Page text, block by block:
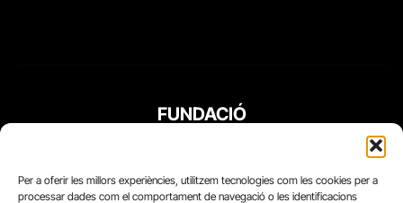
Per a oferir les millors experiències, utilitzem tecnologies com les cookies per a
processar dades com el comportament de navegació o les identificacions
FUNDACIÓ